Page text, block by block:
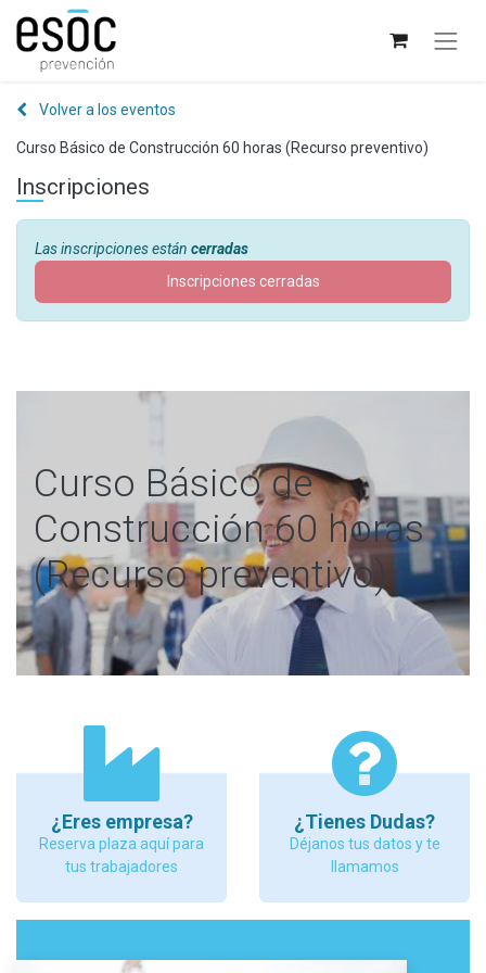
Volver a los eventos
Curso Básico de Construcción 60 horas (Recurso preventivo)
Inscripciones
Las inscripciones están cerradas
Inscripciones cerradas
Curso Básico de
Construcción 60 horas
(Recurso preventivo)
¿Eres empresa?
Reserva plaza aquí para
tus trabajadores
¿Tienes Dudas?
Déjanos tus datos y te
llamamos